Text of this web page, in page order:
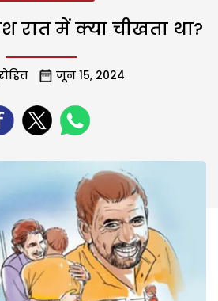
रात में क्या चीखता था?
जून 15, 2024